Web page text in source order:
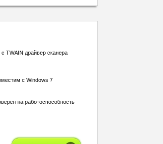
TWAIN драйвер сканера
с Windows 7
на работоспособность